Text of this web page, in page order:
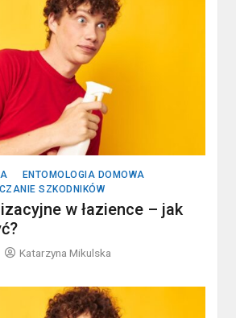
ENTOMOLOGIA DOMOWA
SZKODNIKÓW
w łazience – jak
Katarzyna Mikulska